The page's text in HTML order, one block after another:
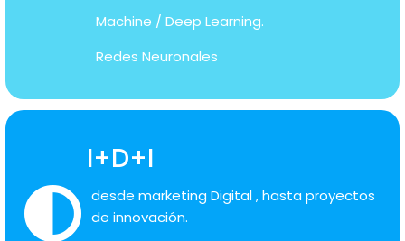
Machine / Deep Learning.
Redes Neuronales
I+D+I
desde marketing Digital , hasta proyectos
de innovación.